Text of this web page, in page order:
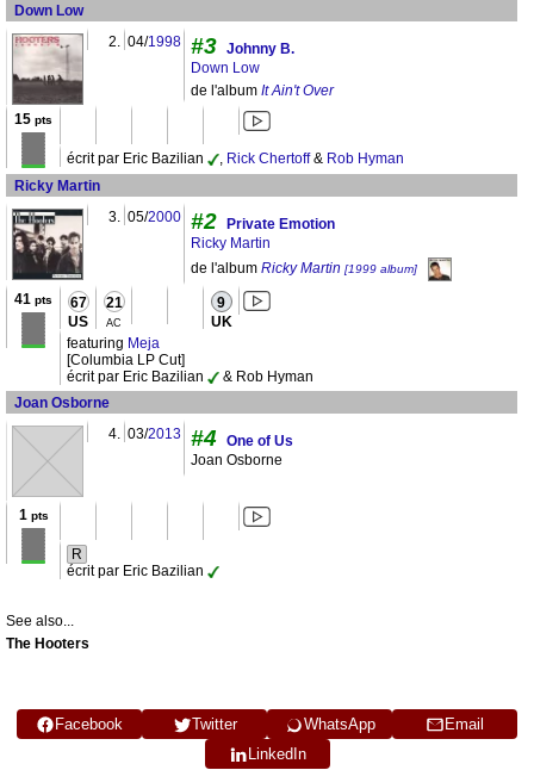
Down Low
2. 04/1998 #3 Johnny B.
Down Low
de l'album It Ain't Over
15 pts
écrit par Eric Bazilian , Rick Chertoff& Rob Hyman
Ricky Martin
3. 05/2000 #2 Private Emotion
Ricky Martin
de l'album Ricky Martin [1999 album]
41 pts 67
US
21
AC
9
UK
featuring Meja
[Columbia LP Cut]
écrit par Eric Bazilian
& Rob Hyman
Joan Osborne
4.
03/2013 #4 One of Us
Joan Osborne
1 pts
R
écrit par Eric Bazilian
See also...
The Hooters
Facebook Twitter WhatsApp
Email
LinkedIn